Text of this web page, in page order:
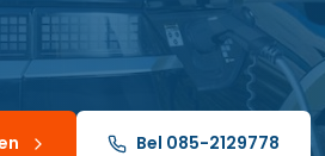
Bel 085-2129778